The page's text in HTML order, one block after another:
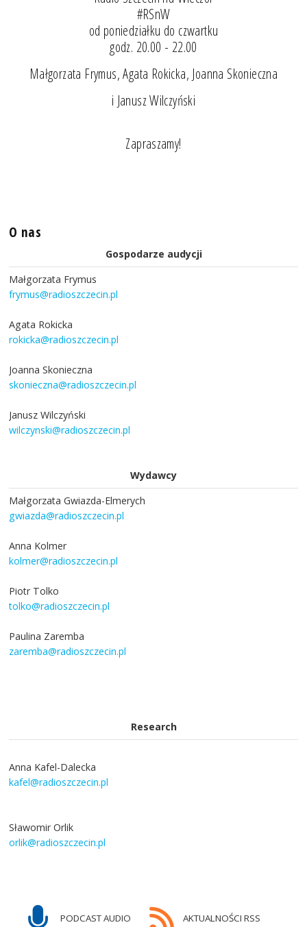
#RSnW
od poniedziałku do czwartku
godz. 20.00 - 22.00
Małgorzata Frymus, Agata Rokicka, Joanna Skonieczna
i Janusz Wilczyński
Zapraszamy!
O nas
Gospodarze audycji
Małgorzata Frymus
frymus@radioszczecin.pl
Agata Rokicka
rokicka@radioszczecin.pl
Joanna Skonieczna
skonieczna@radioszczecin.pl
Janusz Wilczyński
wilczynski@radioszczecin.pl
Wydawcy
Małgorzata Gwiazda-Elmerych
gwiazda@radioszczecin.pl
Anna Kolmer
kolmer@radioszczecin.pl
Piotr Tolko
tolko@radioszczecin.pl
Paulina Zaremba
zaremba@radioszczecin.pl
Research
Anna Kafel-Dalecka
kafel@radioszczecin.pl
Sławomir Orlik
orlik@radioszczecin.pl
PODCAST AUDIO AKTUALNOŚCI RSS